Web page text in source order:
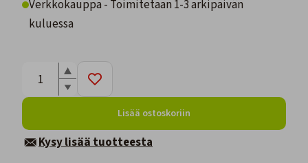
Verkkokauppa - Toimitetaan 1-3 arkipäivän
kuluessa
Lisää ostoskoriin
Kysy lisää tuotteesta